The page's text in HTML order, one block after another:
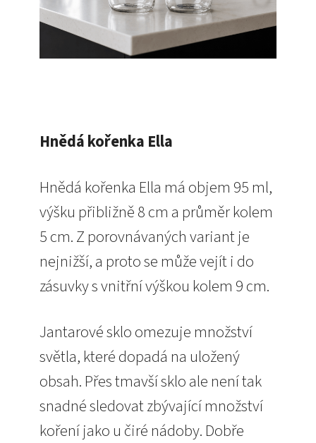
Hnědá kořenka Ella
Hnědá kořenka Ella má objem 95 ml,
výšku přibližně 8 cm a průměr kolem
5 cm. Z porovnávaných variant je
nejnižší, a proto se může vejít i do
zásuvky s vnitřní výškou kolem 9 cm.
Jantarové sklo omezuje množství
světla, které dopadá na uložený
obsah. Přes tmavší sklo ale není tak
snadné sledovat zbývající množství
koření jako u čiré nádoby. Dobře